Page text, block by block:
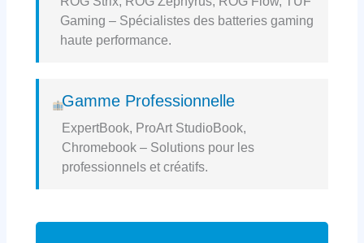
Gaming – Spécialistes des batteries gaming
haute performance.
Gamme Professionnelle
ExpertBook, ProArt StudioBook,
Chromebook – Solutions pour les
professionnels et créatifs.